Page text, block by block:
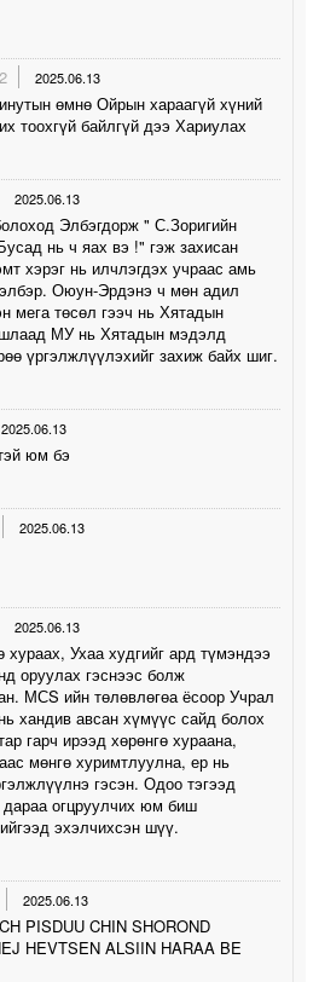
2025.06.13
өмнө Ойрын хараагүй хүний
тоохгүй байлгүй дээ Хариулах
2025.06.13
Элбэгдорж " С.Зоригийн
нь ч яах вэ !" гэж захисан
хэрэг нь илчлэгдэх учраас амь
Оюун-Эрдэнэ ч мөн адил
мега төсөл гээч нь Хятадын
МУ нь Хятадын мэдэлд
үргэлжлүүлэхийг захиж байх шиг.
2025.06.13
юм бэ
2025.06.13
2025.06.13
хураах, Ухаа худгийг ард түмэндээ
оруулах гэснээс болж
МСS ийн төлөвлөгөа ёсоор Учрал
хандив авсан хүмүүс сайд болох
гарч ирээд хөрөнгө хураана,
мөнгө хуримтлуулна, ер нь
гэсэн. Одоо тэгээд
огцруулчих юм биш
эхэлчихсэн шүү.
2025.06.13
PISDUU CHIN SHOROND
HEVTSEN ALSIIN HARAA BE